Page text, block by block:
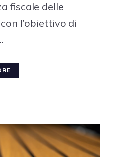
fiscale delle
l’obiettivo di